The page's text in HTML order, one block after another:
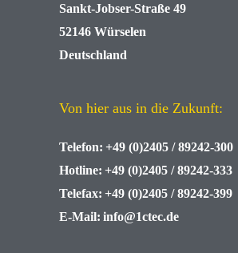
Sankt-Jobser-Straße 49
52146 Würselen
Deutschland
Von hier aus in die Zukunft:
Telefon: +49 (0)2405 / 89242-300
Hotline: +49 (0)2405 / 89242-333
Telefax: +49 (0)2405 / 89242-399
E-Mail: info@1ctec.de